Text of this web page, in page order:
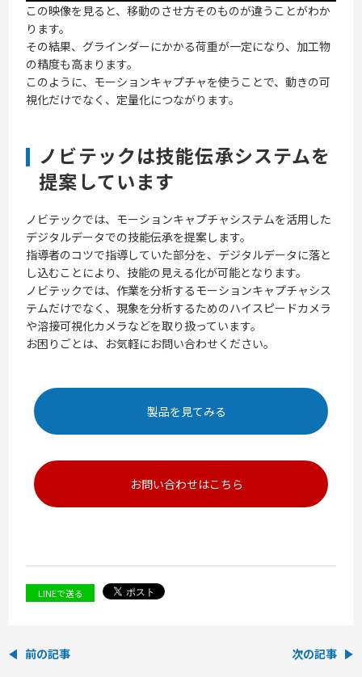
この映像を見ると、移動のさせ方そのものが違うことがわか
ります。
その結果、グラインダーにかかる荷重が一定になり、加工物
の精度も高まります。
このように、モーションキャプチャを使うことで、動きの可
視化だけでなく、定量化につながります。
ノビテックは技能伝承システムを
提案しています
ノビテックでは、モーションキャプチャシステムを活用した
デジタルデータでの技能伝承を提案します。
指導者のコツで指導していた部分を、デジタルデータに落と
し込むことにより、技能の見える化が可能となります。
ノビテックでは、作業を分析するモーションキャプチャシス
テムだけでなく、現象を分析するためのハイスピードカメラ
や溶接可視化カメラなどを取り扱っています。
お困りごとは、お気軽にお問い合わせください。
製品を見てみる
お問い合わせはこちら
LINEで送る
前の記事 次の記事